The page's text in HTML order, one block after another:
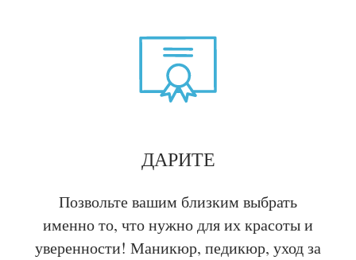
ДАРИТЕ
Позвольте вашим близким выбрать
именно то, что нужно для их красоты и
уверенности! Маникюр, педикюр, уход за